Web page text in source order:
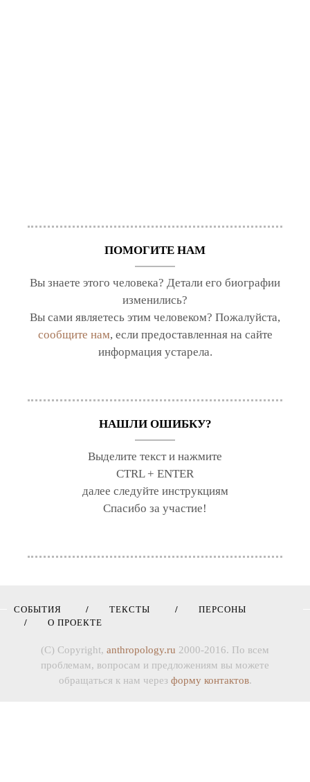
ПОМОГИТЕ НАМ
Вы знаете этого человека? Детали его биографии
изменились?
Вы сами являетесь этим человеком? Пожалуйста,
сообщите нам, если предоставленная на сайте
информация устарела.
НАШЛИ ОШИБКУ?
Выделите текст и нажмите
CTRL + ENTER
далее следуйте инструкциям
Спасибо за участие!
СОБЫТИЯ ТЕКСТЫ
ПЕРСОНЫ
О ПРОЕКТЕ
(C) Copyright, anthropology.ru 2000-2016. По всем
проблемам, вопросам и предложениям вы можете
обращаться к нам через форму контактов.